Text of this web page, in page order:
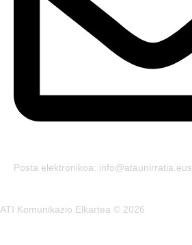
Posta elektronikoa: info@ataunirratia.eus
ATI Komunikazio Elkartea © 2026